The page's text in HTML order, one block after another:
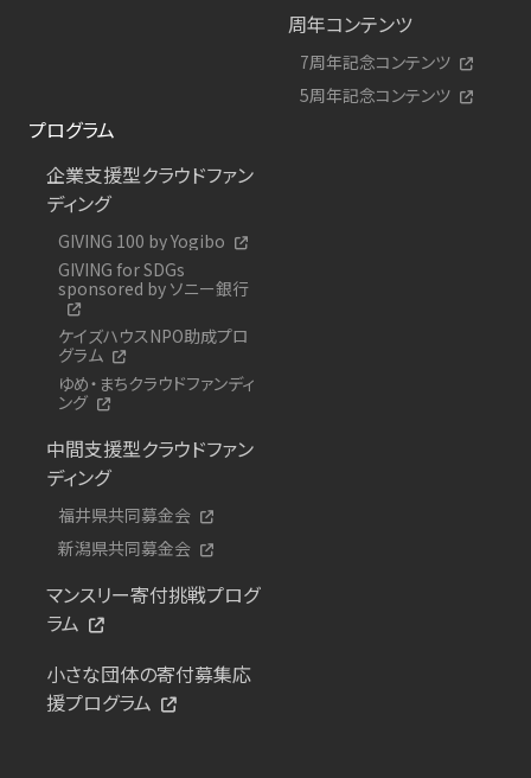
周年コンテンツ
7周年記念コンテンツ
5周年記念コンテンツ
プログラム
企業支援型クラウドファン
ディング
GIVING 100 by Yogibo
GIVING for SDGs
sponsored by ソニー銀行
ケイズハウスNPO助成プロ
グラム
ゆめ・まちクラウドファンディ
ング
中間支援型クラウドファン
ディング
福井県共同募金会
新潟県共同募金会
マンスリー寄付挑戦プログ
ラム
小さな団体の寄付募集応
援プログラム